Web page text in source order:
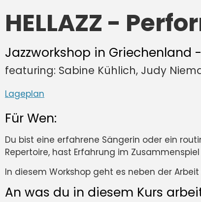
HELLAZZ -
Jazzworkshop in Griechenland
featuring: Sabine Kühlich, Judy
Lageplan
Für Wen:
Du bist eine erfahrene Sängerin oder ein
Repertoire, hast Erfahrung im
In diesem Workshop geht es neben der
An was du in diesem Kurs